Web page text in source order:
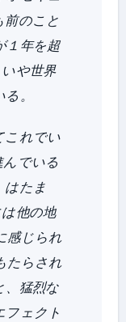
前のこと
１年を超
や世界
。
これでい
んでいる
はたま
他の地
感じられ
たらされ
、猛烈な
フェクト